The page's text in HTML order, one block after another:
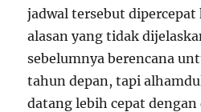
jadwal tersebut dipercepat
alasan yang tidak
sebelumnya berencana
tahun depan, tapi
datang lebih cepat